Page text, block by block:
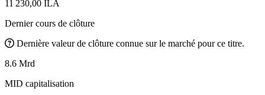
11 230,00 ILA
Dernier cours de clôture
Dernière valeur de clôture connue sur le marché pour ce titre.
8.6 Mrd
MID capitalisation